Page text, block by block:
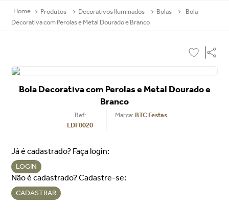
Produtos Decorativos Iluminados Bolas
Bola
Decorativa com Perolas e Metal Dourado e Branco
Bola Decorativa com Perolas e Metal Dourado e
Branco
Ref:
LDF0020
BTC Festas
Já é cadastrado? Faça login:
LOGIN
Não é cadastrado? Cadastre-se:
CADASTRAR